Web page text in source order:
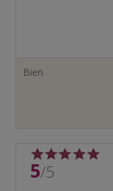
Bien
5/5